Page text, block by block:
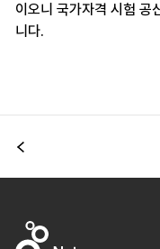
이오니 국가자격 시험 공
니다.
이전